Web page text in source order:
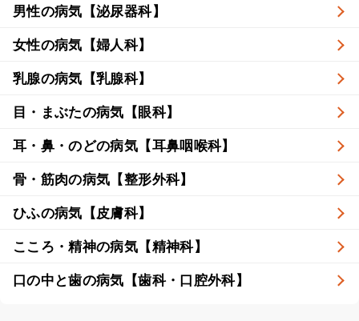
男性の病気【泌尿器科】
女性の病気【婦人科】
乳腺の病気【乳腺科】
目・まぶたの病気【眼科】
耳・鼻・のどの病気【耳鼻咽喉科】
骨・筋肉の病気【整形外科】
ひふの病気【皮膚科】
こころ・精神の病気【精神科】
口の中と歯の病気【歯科・口腔外科】